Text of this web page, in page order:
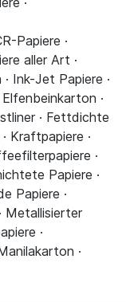
Papiere ·
aller Art ·
Ink-Jet Papiere ·
·
· Fettdichte
Kraftpapiere ·
·
Papiere ·
Papiere ·
Metallisierter
·
·